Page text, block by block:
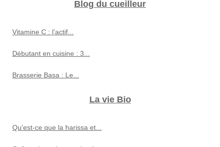
Blog du cueilleur
Vitamine C : l’actif...
Débutant en cuisine : 3...
Brasserie Basa : Le...
La vie Bio
Qu'est-ce que la harissa et...